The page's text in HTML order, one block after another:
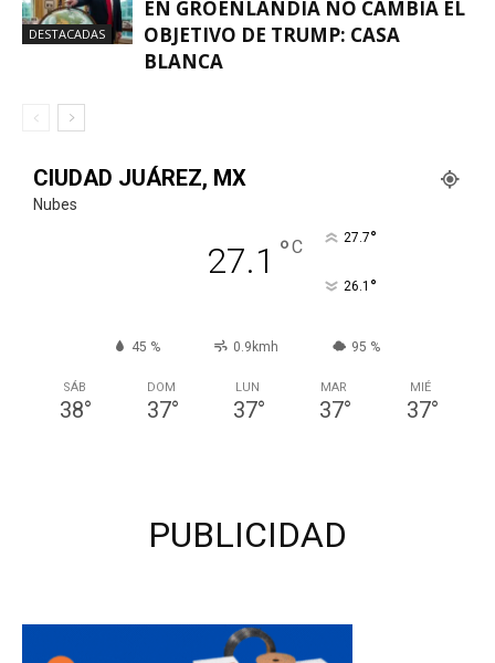
DESTACADAS
EN GROENLANDIA NO CAMBIA EL
OBJETIVO DE TRUMP: CASA
BLANCA
CIUDAD JUÁREZ, MX
Nubes
27.1 °C 27.7°
26.1 °
45 % 0.9kmh 95 %
SÁB
38°
DOM
37°
LUN
37°
MAR
37°
MIÉ
37°
PUBLICIDAD